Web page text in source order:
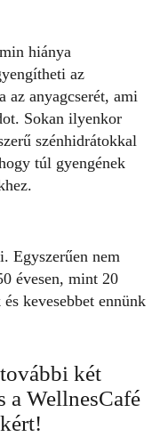
hiánya
az
az anyagcserét, ami
Sokan ilyenkor
szénhidrátokkal
túl gyengének
Egyszerűen nem
évesen, mint 20
kevesebbet ennünk
két
a WellnesCafé